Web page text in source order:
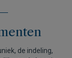
de indeling,